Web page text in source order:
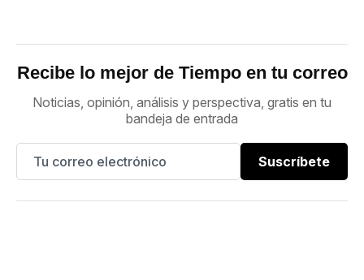
Recibe lo mejor de Tiempo en tu correo
Noticias, opinión, análisis y perspectiva, gratis en tu
bandeja de entrada
Suscríbete